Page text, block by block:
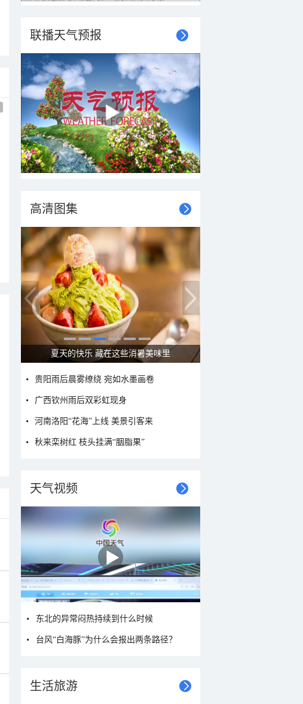
联播天气预报
高清图集
夏天的快乐 藏在这些消暑美味里
贵阳雨后晨雾缭绕 宛如水墨画卷
广西钦州雨后双彩虹现身
河南洛阳“花海”上线 美景引客来
秋来栾树红 枝头挂满“胭脂果”
天气视频
东北的异常闷热持续到什么时候
台风“白海豚”为什么会报出两条路径？
生活旅游